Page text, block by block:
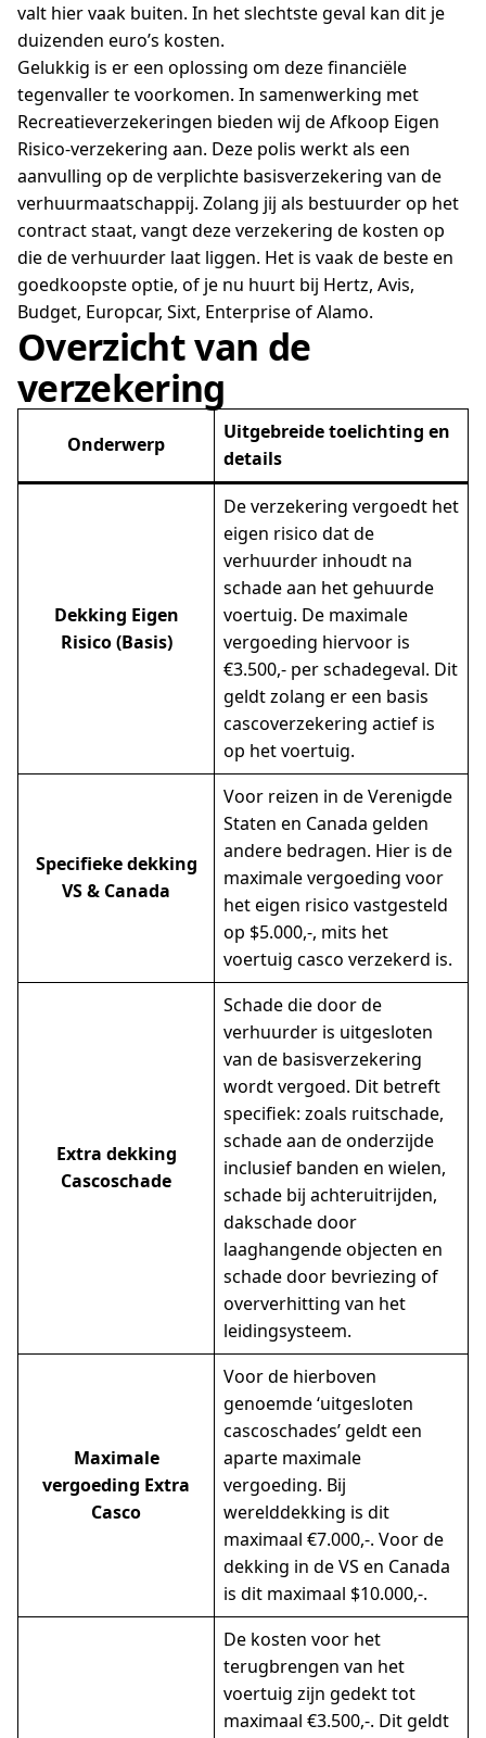
valt hier vaak buiten. In het slechtste geval kan dit je
duizenden euro’s kosten.
Gelukkig is er een oplossing om deze financiële
tegenvaller te voorkomen. In samenwerking met
Recreatieverzekeringen bieden wij de Afkoop Eigen
Risico-verzekering aan. Deze polis werkt als een
aanvulling op de verplichte basisverzekering van de
verhuurmaatschappij. Zolang jij als bestuurder op het
contract staat, vangt deze verzekering de kosten op
die de verhuurder laat liggen. Het is vaak de beste en
goedkoopste optie, of je nu huurt bij Hertz, Avis,
Budget, Europcar, Sixt, Enterprise of Alamo.
Overzicht van de
verzekering
Onderwerp
Uitgebreide toelichting en
details
Dekking Eigen
Risico (Basis)
De verzekering vergoedt het
eigen risico dat de
verhuurder inhoudt na
schade aan het gehuurde
voertuig. De maximale
vergoeding hiervoor is
€3.500,- per schadegeval. Dit
geldt zolang er een basis
cascoverzekering actief is
op het voertuig.
Specifieke dekking
VS & Canada
Voor reizen in de Verenigde
Staten en Canada gelden
andere bedragen. Hier is de
maximale vergoeding voor
het eigen risico vastgesteld
op $5.000,-, mits het
voertuig casco verzekerd is.
Extra dekking
Cascoschade
Schade die door de
verhuurder is uitgesloten
van de basisverzekering
wordt vergoed. Dit betreft
specifiek: zoals ruitschade,
schade aan de onderzijde
inclusief banden en wielen,
schade bij achteruitrijden,
dakschade door
laaghangende objecten en
schade door bevriezing of
oververhitting van het
leidingsysteem.
Maximale
vergoeding Extra
Casco
Voor de hierboven
genoemde ‘uitgesloten
cascoschades’ geldt een
aparte maximale
vergoeding. Bij
werelddekking is dit
maximaal €7.000,-. Voor de
dekking in de VS en Canada
is dit maximaal $10.000,-.
De kosten voor het
terugbrengen van het
voertuig zijn gedekt tot
maximaal €3.500,-. Dit geldt